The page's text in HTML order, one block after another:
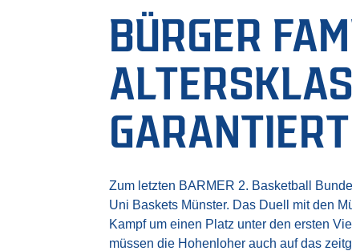
BÜRGER
ARANTIERT
Zum letzten BARMER 2. Basketball
Uni Baskets Münster. Das Duell mit den
Kampf um einen Platz unter den ersten
müssen die Hohenloher auch auf das